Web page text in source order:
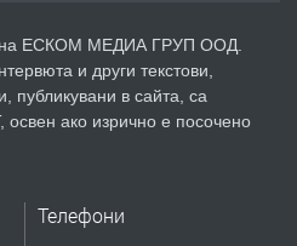
преди 6 дни
парцел в гр. Хасково кв.
на ЕСКОМ МЕДИА ГРУП ООД.
и други текстови,
публикувани в сайта, са
освен ако изрично е посочено
Телефони